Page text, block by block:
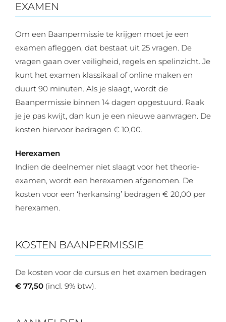
EXAMEN
Om een Baanpermissie te krijgen moet je een
examen afleggen, dat bestaat uit 25 vragen. De
vragen gaan over veiligheid, regels en spelinzicht. Je
kunt het examen klassikaal of online maken en
duurt 90 minuten. Als je slaagt, wordt de
Baanpermissie binnen 14 dagen opgestuurd. Raak
je je pas kwijt, dan kun je een nieuwe aanvragen. De
kosten hiervoor bedragen € 10,00.
Herexamen
Indien de deelnemer niet slaagt voor het theorie-
examen, wordt een herexamen afgenomen. De
kosten voor een ‘herkansing’ bedragen € 20,00 per
herexamen.
KOSTEN BAANPERMISSIE
De kosten voor de cursus en het examen bedragen
€ 77,50 (incl. 9% btw).